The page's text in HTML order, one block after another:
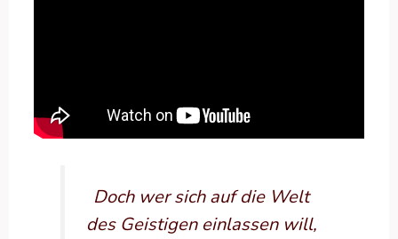
Doch wer sich auf die Welt
des Geistigen einlassen will,